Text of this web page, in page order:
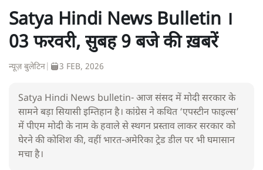
Satya Hindi News Bulletin ।
03 फरवरी, सुबह 9 बजे की ख़बरें
न्यूज़ बुलेटिन 3 FEB, 2026
Satya Hindi News bulletin- आज संसद में मोदी सरकार के
सामने बड़ा सियासी इम्तिहान है। कांग्रेस ने कथित ‘एपस्टीन फाइल्स’
में पीएम मोदी के नाम के हवाले से स्थगन प्रस्ताव लाकर सरकार को
घेरने की कोशिश की, वहीं भारत-अमेरिका ट्रेड डील पर भी घमासान
मचा है।